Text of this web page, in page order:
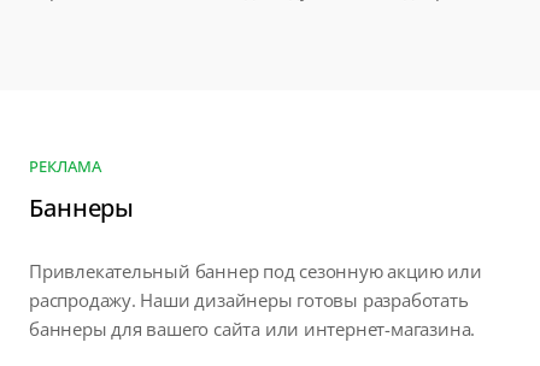
РЕКЛАМА
Баннеры
Привлекательный баннер под сезонную акцию или
распродажу. Наши дизайнеры готовы разработать
баннеры для вашего сайта или интернет-магазина.